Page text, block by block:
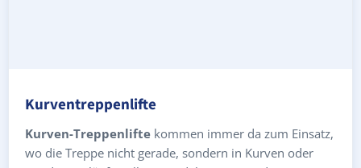
Kurventreppenlifte
Kurven-Treppenlifte kommen immer da zum Einsatz,
wo die Treppe nicht gerade, sondern in Kurven oder